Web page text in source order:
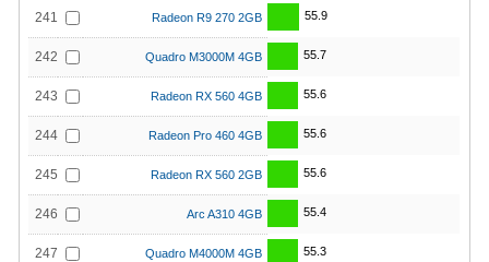
241 Radeon R9 270 2GB 55.9
242 Quadro M3000M 4GB 55.7
243 Radeon RX 560 4GB 55.6
244 Radeon Pro 460 4GB 55.6
245 Radeon RX 560 2GB 55.6
246 Arc A310 4GB 55.4
247 Quadro M4000M 4GB 55.3